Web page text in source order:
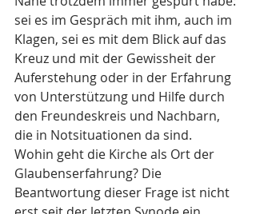
sei es im Gespräch mit ihm, auch im
Klagen, sei es mit dem Blick auf das
Kreuz und mit der Gewissheit der
Auferstehung oder in der Erfahrung
von Unterstützung und Hilfe durch
den Freundeskreis und Nachbarn,
die in Notsituationen da sind.
Wohin geht die Kirche als Ort der
Glaubenserfahrung? Die
Beantwortung dieser Frage ist nicht